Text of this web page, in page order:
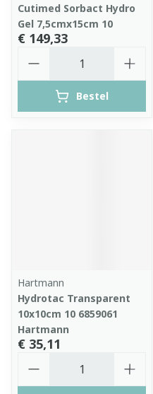
Cutimed Sorbact Hydro
Gel 7,5cmx15cm 10
€ 149,33
Bestel
Hartmann
Hydrotac Transparent
10x10cm 10 6859061
Hartmann
€ 35,11